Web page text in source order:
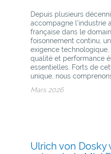
Depuis plusieurs
accompagne l’industrie
française dans le
foisonnement continu,
exigence
qualité et performance
essentielles. Forts de
unique, nous
Mars 2026
Ulrich von Dosky